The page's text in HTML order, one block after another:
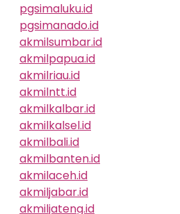
pgsimaluku.id
pgsimanado.id
akmilsumbar.id
akmilpapua.id
akmilriau.id
akmilntt.id
akmilkalbar.id
akmilkalsel.id
akmilbali.id
akmilbanten.id
akmilaceh.id
akmiljabar.id
akmiljateng.id